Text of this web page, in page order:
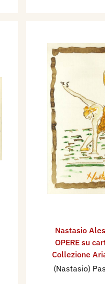
Nastasio
OPERE su
Collezione
(Nastasio)